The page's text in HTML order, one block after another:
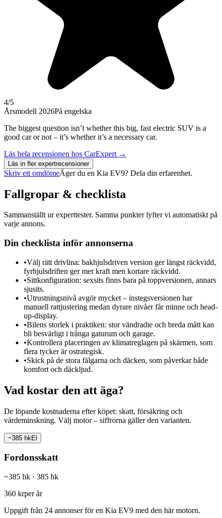
4/5
Årsmodell 2026På engelska
The biggest question isn’t whether this big, fast electric SUV is a
good car or not – it’s whether it’s a necessary car.
Läs hela recensionen hos CarExpert →
Läs in fler expertrecensioner
Skriv ett omdömeÄger du en Kia EV9? Dela din erfarenhet.
Fallgropar & checklista
Sammanställt ur experttester. Samma punkter lyfter vi automatiskt på
varje annons.
Din checklista inför annonserna
•Välj rätt drivlina: bakhjulsdriven version ger längst räckvidd,
fyrhjulsdriften ger mer kraft men kortare räckvidd.
•Sittkonfiguration: sexsits finns bara på toppversionen, annars
sjusits.
•Utrustningsnivå avgör mycket – instegsversionen har
manuell rattjustering medan dyrare nivåer får minne och head-
up-display.
•Bilens storlek i praktiken: stor vändradie och breda mått kan
bli besvärligt i trånga gaturum och garage.
•Kontrollera placeringen av klimatreglagen på skärmen, som
flera tycker är ostrategisk.
•Skick på de stora fälgarna och däcken, som påverkar både
komfort och däckljud.
Vad kostar den att äga?
De löpande kostnaderna efter köpet: skatt, försäkring och
värdeminskning. Välj motor – siffrorna gäller den varianten.
~385 hkEl
Fordonsskatt
~385 hk · 385 hk
360 krper år
Uppgift från 24 annonser för en Kia EV9 med den här motorn.